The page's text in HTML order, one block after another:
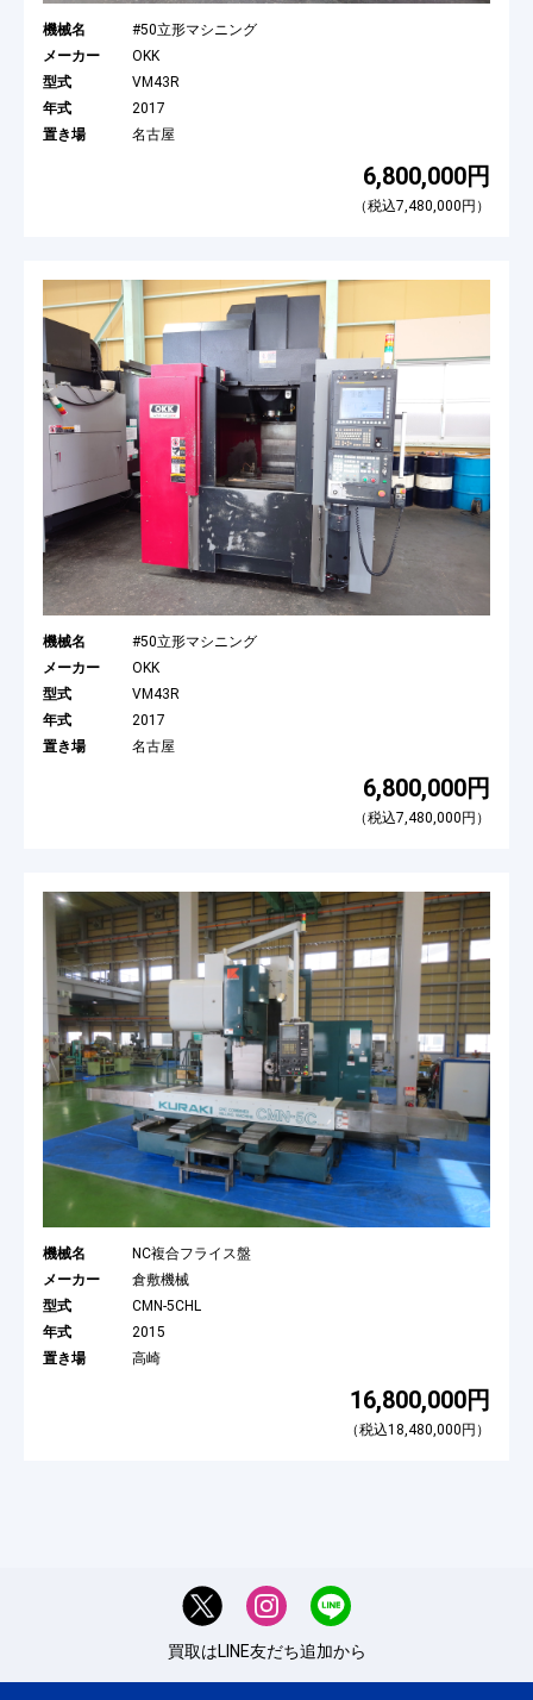
機械名
#50立形マシニング
メーカー
OKK
型式
VM43R
年式
2017
置き場
名古屋
6,800,000円
（税込7,480,000円）
機械名
#50立形マシニング
メーカー
OKK
型式
VM43R
年式
2017
置き場
名古屋
6,800,000円
（税込7,480,000円）
機械名
NC複合フライス盤
メーカー
倉敷機械
型式
CMN-5CHL
年式
2015
置き場
高崎
16,800,000円
（税込18,480,000円）
買取はLINE友だち追加から